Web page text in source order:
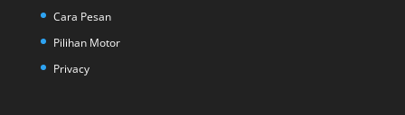
Cara Pesan
Pilihan Motor
Privacy